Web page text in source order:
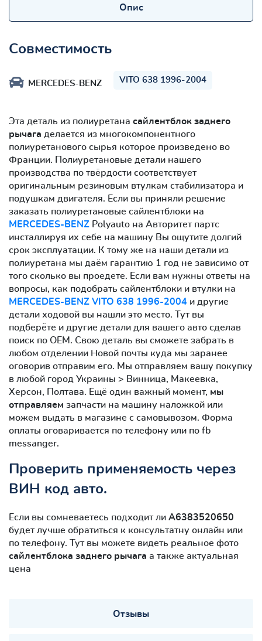
Опис
Совместимость
MERCEDES-BENZ VITO 638 1996-2004
Эта деталь из полиуретана сайлентблок заднего
рычага делается из многокомпонентного
полиуретанового сырья которое произведено во
Франции. Полиуретановые детали нашего
производства по твёрдости соответствует
оригинальным резиновым втулкам стабилизатора и
подушкам двигателя. Если вы приняли решение
заказать полиуретановые сайлентблоки на
MERCEDES-BENZ Polyauto на Авторитет партс
инсталлируя их себе на машину Вы ощутите долгий
срок эксплуатации. К тому же на наши детали из
полиуретана мы даём гарантию 1 год не зависимо от
того сколько вы проедете. Если вам нужны ответы на
вопросы, как подобрать сайлентблоки и втулки на
MERCEDES-BENZ VITO 638 1996-2004 и другие
детали ходовой вы нашли это место. Тут вы
подберёте и другие детали для вашего авто сделав
поиск по OEM. Свою деталь вы сможете забрать в
любом отделении Новой почты куда мы заранее
оговорив отправим его. Мы отправляем вашу покупку
в любой город Украины > Винница, Макеевка,
Херсон, Полтава. Ещё один важный момент, мы
отправляем запчасти на машину наложкой или
можем выдать в магазине с самовывозом. Форма
оплаты оговаривается по телефону или по fb
messanger.
Проверить применяемость через
ВИН код авто.
Если вы сомневаетесь подходит ли A6383520650
будет лучше обратиться к консультатну онлайн или
по телефону. Тут вы можете видеть реальное фото
сайлентблокa заднего рычага а также актуальная
цена
Отзывы